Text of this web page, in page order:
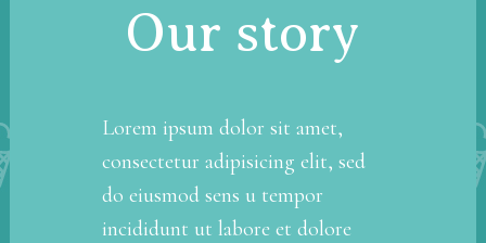
Our story
Lorem ipsum dolor sit amet,
consectetur adipisicing elit, sed
do eiusmod sens u tempor
incididunt ut labore et dolore